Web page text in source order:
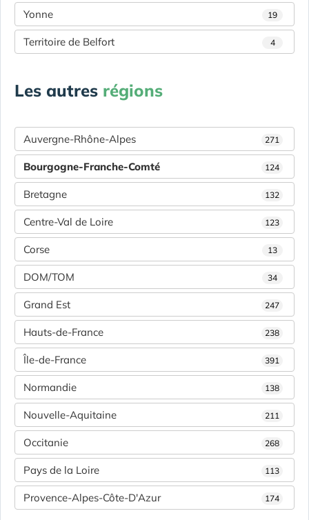
Yonne 19
Territoire de Belfort 4
Les autres régions
Auvergne-Rhône-Alpes 271
Bourgogne-Franche-Comté 124
Bretagne 132
Centre-Val de Loire 123
Corse 13
DOM/TOM 34
Grand Est 247
Hauts-de-France 238
Île-de-France 391
Normandie 138
Nouvelle-Aquitaine 211
Occitanie 268
Pays de la Loire 113
Provence-Alpes-Côte-D'Azur 174